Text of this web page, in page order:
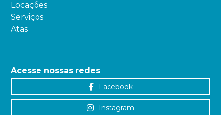
Locações
Serviços
Atas
Acesse nossas redes
Facebook
Instagram